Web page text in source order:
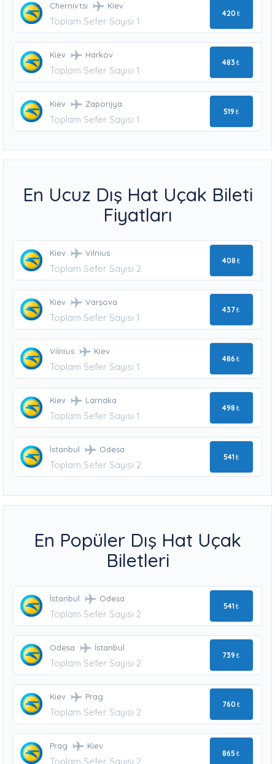
Chernivtsi Kiev
Toplam Sefer Sayısı 1
420₺
Kiev Harkov
Toplam Sefer Sayısı 1
483₺
Kiev Zaporijya
Toplam Sefer Sayısı 1
519₺
En Ucuz Dış Hat Uçak Bileti
Fiyatları
Kiev Vilnius
Toplam Sefer Sayısı 2
408₺
Kiev Varşova
Toplam Sefer Sayısı 1
437₺
Vilnius Kiev
Toplam Sefer Sayısı 1
486₺
Kiev Larnaka
Toplam Sefer Sayısı 1
498₺
İstanbul Odesa
Toplam Sefer Sayısı 2
541₺
En Popüler Dış Hat Uçak
Biletleri
İstanbul Odesa
Toplam Sefer Sayısı 2
541₺
Odesa İstanbul
Toplam Sefer Sayısı 2
739₺
Kiev Prag
Toplam Sefer Sayısı 2
760₺
Prag Kiev
Toplam Sefer Sayısı 2
865₺